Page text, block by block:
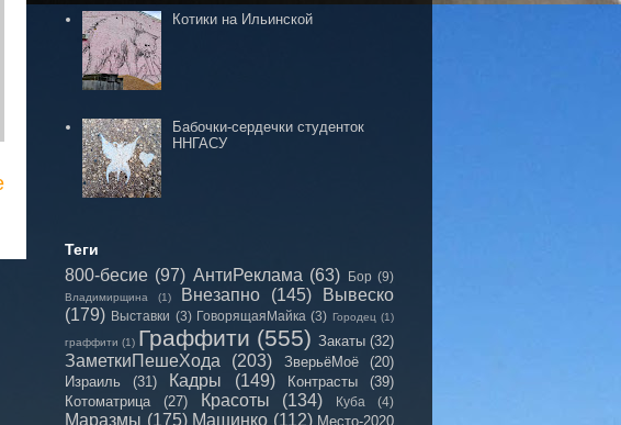
Котики на Ильинской
Бабочки-сердечки студенток
ННГАСУ
Теги
800-бесие (97) АнтиРеклама (63) Бор (9)
Владимирщина (1) Внезапно (145)
Вывеско
(179) Выставки (3) ГоворящаяМайка (3) Городец (1)
граффити (1) Граффити (555) Закаты (32)
ЗаметкиПешеХода (203) ЗверьёМоё
(20)
Израиль
(31) Кадры (149) Контрасты
(39)
Котоматрица
(27) Красоты (134) Куба (4)
Маразмы (175) Машинко (112) Место-2020